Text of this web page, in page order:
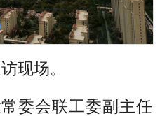
场。
会联工委副主任